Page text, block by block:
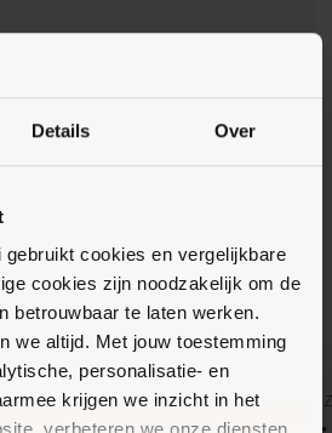
Details Over
gebruikt cookies en vergelijkbare
cookies zijn noodzakelijk om de
betrouwbaar te laten werken.
we altijd. Met jouw toestemming
personalisatie- en
krijgen we inzicht in het
activiteiten
Ede,
Zwemmen
Gemeente Ede,